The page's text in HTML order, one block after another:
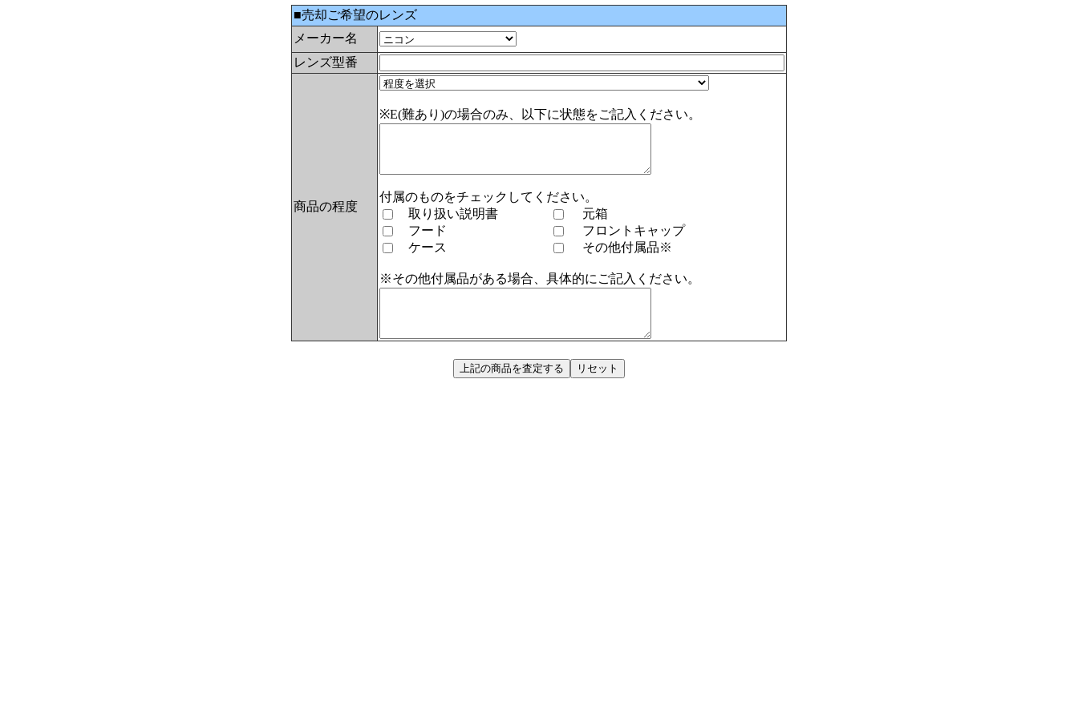
■売却ご希望のレンズ
メーカー名
レンズ型番
商品の程度
※E(難あり)の場合のみ、以下に状態をご記入ください。
付属のものをチェックしてください。
取り扱い説明書
元箱
フード
フロントキャップ
ケース
その他付属品※
※その他付属品がある場合、具体的にご記入ください。